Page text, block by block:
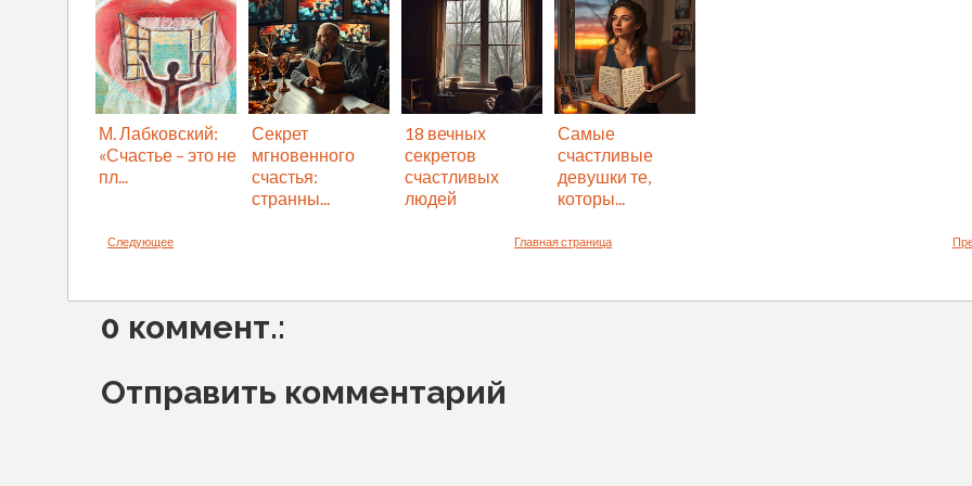
М. Лабковский:
«Счастье – это не
пл...
Секрет
мгновенного
счастья:
странны...
18 вечных
секретов
счастливых
людей
Самые
счастливые
девушки те,
которы...
Следующее Главная страница
0 коммент.:
Отправить комментарий